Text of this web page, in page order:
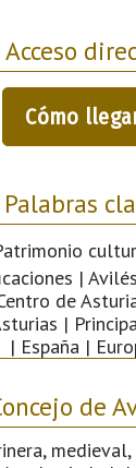
Acceso
Cómo
Palabras
|
de
|
| España |
de